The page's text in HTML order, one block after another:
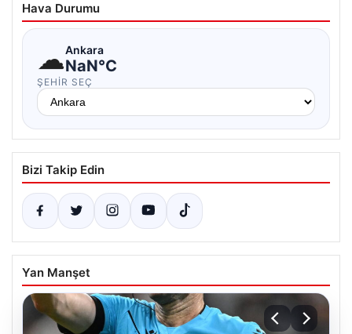
Hava Durumu
☁Ankara
NaN°C
ŞEHIR SEÇ
Bizi Takip Edin
Yan Manşet